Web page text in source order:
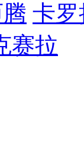
卡罗
赛拉